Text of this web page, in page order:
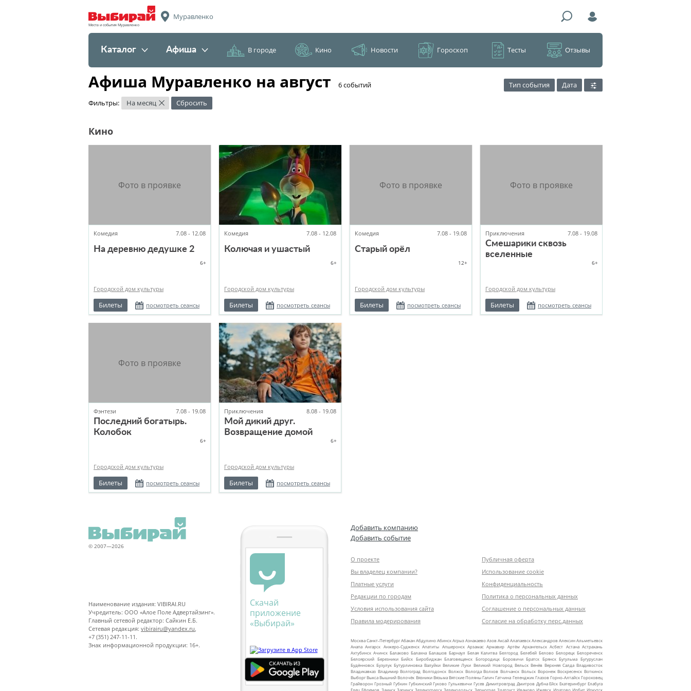
Места и события Муравленко
Муравленко
Каталог Афиша В городе Кино Новости Гороскоп Тесты Отзывы
Афиша Муравленко на август ​6 событий Тип события
Дата
Фильтры:
На месяц × Сбросить
Кино
Комедия 7.08 - 12.08
На деревню дедушке 2
6+
Городской дом культуры
Билеты посмотреть сеансы
Комедия 7.08 - 12.08
Колючая и ушастый
6+
Городской дом культуры
Билеты посмотреть сеансы
Комедия 7.08 - 19.08
Старый орёл
12+
Городской дом культуры
Билеты посмотреть сеансы
Приключения 7.08 - 19.08
Смешарики сквозь
вселенные
6+
Городской дом культуры
Билеты посмотреть сеансы
Фэнтези 7.08 - 19.08
Последний богатырь.
Колобок
6+
Городской дом культуры
Билеты посмотреть сеансы
Приключения 8.08 - 19.08
Мой дикий друг.
Возвращение домой
6+
Городской дом культуры
Билеты посмотреть сеансы
© 2007—2026
Наименование издания: VIBIRAI.RU
Учредитель: ООО «Алое Поле Адвертайзинг».
Главный сетевой редактор: Сайкин Е.Б.
Сетевая редакция: vibirairu@yandex.ru
+7 (351) 247-11-11.
Знак информационной продукции: 16+.
Скачай
приложение
«Выбирай»
Добавить компанию
Добавить событие
О проекте
Вы владелец компании?
Платные услуги
Редакции по городам
Условия использования сайта
Правила модерирования
Публичная оферта
Использование cookie
Конфиденциальность
Политика о персональных данных
Соглашение о персональных данных
Согласие на обработку перс.данных
МоскваСанкт‑ПетербургАбаканАбдулиноАбинскАгрызАзнакаевоАзовАксайАлапаевскАлександровАлексинАльметьевск
Анапа Ангарск Анжеро‑Судженск Апатиты Апшеронск Арзамас Армавир Артём Архангельск Асбест Астана Астрахань
Ахтубинск Ачинск Балаково Балахна Балашов Барнаул Белая Калитва Белгород Белебей Белово Белорецк Белореченск
Белоярский Березники Бийск Биробиджан Благовещенск Богородицк Боровичи Братск Брянск Бугульма Бугуруслан
Будённовск Бузулук Бутурлиновка Валуйки Великие Луки Великий Новгород Вельск Венёв Верхняя Салда Владивосток
Владикавказ Владимир Волгоград Волгодонск Волжск Вологда Волхов Волчанск Вольск Воронеж Воскресенск Воткинск
ВыборгВыкса Вышний Волочёк Вязники Вязьма Вятские Поляны Галич Гатчина Геленджик Глазов Горно‑АлтайскГороховец
Грайворон Грозный Губкин Губкинский Гуково Гулькевичи Гусев Димитровград Дмитров Дубна Ейск Екатеринбург Елабуга
Елец Ефремов Заинск Заринск Зеленоградск Зеленодольск Зерноград Златоуст Иваново Ижевск Ипатово Ирбит Иркутск